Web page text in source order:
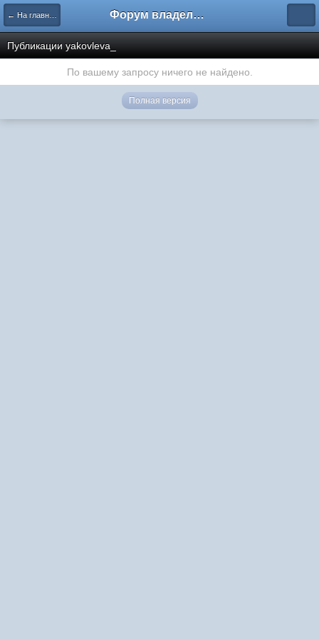
← На главную Форум владельцев интернет-магазинов
Публикации yakovleva_
По вашему запросу ничего не найдено.
Полная версия